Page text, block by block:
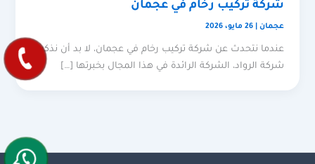
شركة تركيب رخام في عجمان
عجمان |26 مايو، 2026
عندما نتحدث عن شركة تركيب رخام في عجمان، لا بد أن نذكر
شركة الرواد، الشركة الرائدة في هذا المجال بخبرتها […]